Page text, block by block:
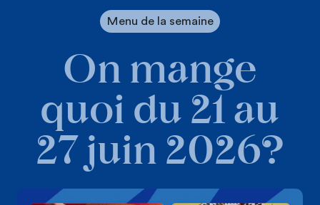
Menu de la semaine
On mange
quoi du 21 au
27 juin 2026?
On mange quoi